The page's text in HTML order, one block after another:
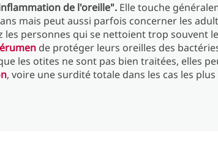
de l'oreille". Elle touche
mais peut aussi parfois concerner les
personnes qui se nettoient trop souvent
de protéger leurs oreilles des
les otites ne sont pas bien traitées, elles
, voire une surdité totale dans les cas les plus